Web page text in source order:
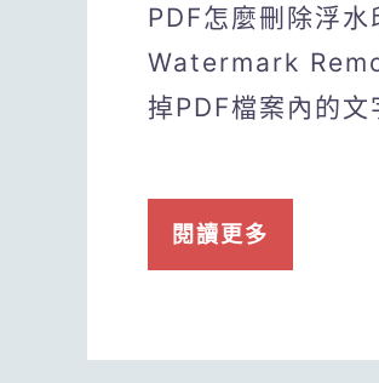
PDF怎麼刪除浮
Watermark
掉PDF檔案內的文
閱讀更多